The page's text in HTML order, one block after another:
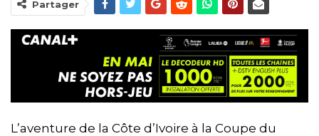
Partager
L’aventure de la Côte d’Ivoire à la Coupe du